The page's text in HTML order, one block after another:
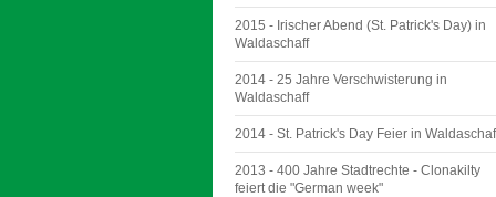
2015 - Irischer Abend (St. Patrick's Day) in
Waldaschaff
2014 - 25 Jahre Verschwisterung in
Waldaschaff
2014 - St. Patrick's Day Feier in
2013 - 400 Jahre Stadtrechte - Clonakilty
feiert die "German week"